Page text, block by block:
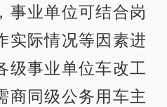
事业单位可结合岗
实际情况等因素进
级事业单位车改工
商同级公务用车主